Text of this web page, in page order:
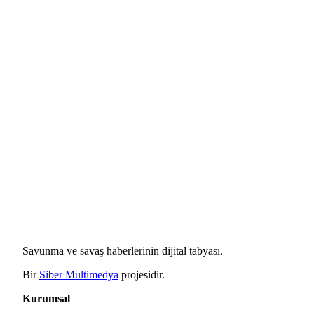
Savunma ve savaş haberlerinin dijital tabyası.
Bir Siber Multimedya projesidir.
Kurumsal